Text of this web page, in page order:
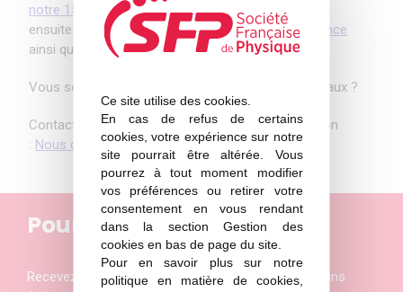
Ce site utilise des cookies.
En cas de refus de certains
cookies, votre expérience sur notre
site pourrait être altérée. Vous
pourrez à tout moment modifier
vos préférences ou retirer votre
consentement en vous rendant
dans la section Gestion des
cookies en bas de page du site.
Pour en savoir plus sur notre
politique en matière de cookies,
notre 150e anniversairele 16 janvier 2023. Elle sera
ensuite proposée au public duFestival Double·science
ainsi qu’au
Congrès Général de la SFP.
Vous souhaitez accueillir l’exposition dans vos locaux ?
Contactez la SFP pour toute demande d’information
: Nous contacter
Pour ne rien manquer
Recevez les actualités et les invitations aux prochains